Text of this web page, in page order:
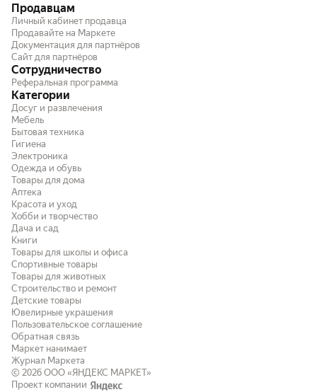
Продавцам
Личный кабинет продавца
Продавайте на Маркете
Документация для партнёров
Сайт для партнёров
Сотрудничество
Реферальная программа
Категории
Досуг и развлечения
Мебель
Бытовая техника
Гигиена
Электроника
Одежда и обувь
Товары для дома
Аптека
Красота и уход
Хобби и творчество
Дача и сад
Книги
Товары для школы и офиса
Спортивные товары
Товары для животных
Строительство и ремонт
Детские товары
Ювелирные украшения
Пользовательское соглашение
Обратная связь
Маркет нанимает
Журнал Маркета
© 2026 ООО «ЯНДЕКС МАРКЕТ»
Проект компании